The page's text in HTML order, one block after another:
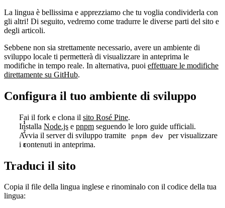
La lingua è bellissima e apprezziamo che tu voglia condividerla con
gli altri! Di seguito, vedremo come tradurre le diverse parti del sito e
degli articoli.
Sebbene non sia strettamente necessario, avere un ambiente di
sviluppo locale ti permetterà di visualizzare in anteprima le
modifiche in tempo reale. In alternativa, puoi effettuare le modifiche
direttamente su GitHub.
Configura il tuo ambiente di sviluppo
Fai il fork e clona il sito Rosé Pine.
Installa Node.js e pnpm seguendo le loro guide ufficiali.
Avvia il server di sviluppo tramite
pnpm dev
per visualizzare
i contenuti in anteprima.
Traduci il sito
Copia il file della lingua inglese e rinominalo con il codice della tua
lingua: